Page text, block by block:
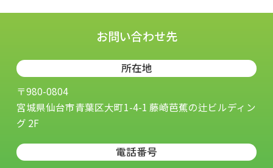
お問い合わせ先
所在地
〒980-0804
宮城県仙台市青葉区大町1-4-1 藤崎芭蕉の辻ビルディン
グ 2F
電話番号